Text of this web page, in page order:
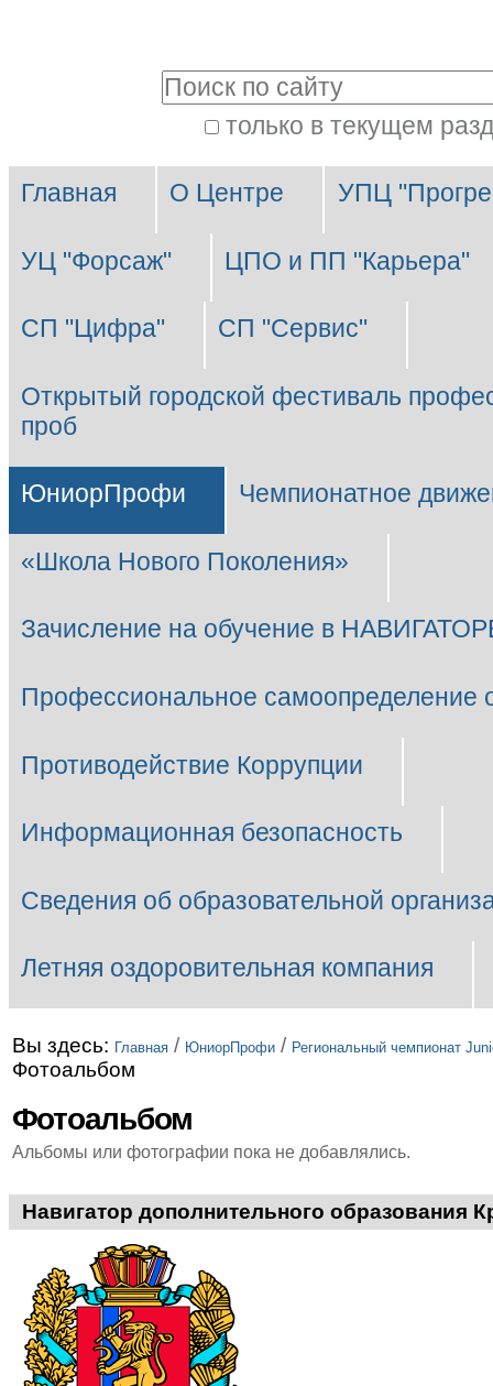
содержимому.
Перейти
навигации
только в текущем
поиск
Разделы
Главная О Центре УПЦ
УЦ "Форсаж" ЦПО и ПП "Карьера"
СП "Цифра" СП "Сервис"
Открытый городской фестиваль
проб
ЮниорПрофи Чемпионатное
«Школа Нового Поколения»
Зачисление на обучение в
Профессиональное самоопределение
Противодействие Коррупции
Информационная безопасность
Сведения об образовательной
Летняя оздоровительная компания
Вы здесь: Главная / ЮниорПрофи / Региональный чемпионат
Фотоальбом
Фотоальбом
Альбомы или фотографии пока не добавлялись.
Навигатор дополнительного образования